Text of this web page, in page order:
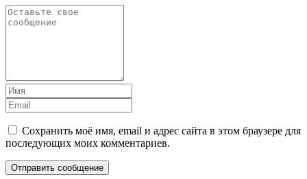
Сохранить моё имя, email и адрес сайта в этом браузере для
последующих моих комментариев.